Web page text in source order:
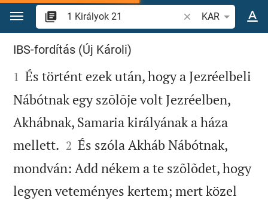
Ugrás a tartalomra
Igevers vagy szó
KAR
1 Királyok 21
IBS-fordítás (Új Károli)

1 És történt ezek után, hogy a Jezréelbeli
Nábótnak egy szõlõje volt Jezréelben,
Akhábnak, Samaria királyának a háza
mellett. 

2 És szóla Akháb Nábótnak,
mondván: Add nékem a te szõlõdet, hogy
legyen veteményes kertem; mert közel